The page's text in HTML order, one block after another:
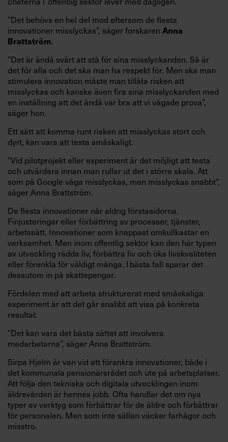
”Det behövs en hel del mod eftersom de flesta
innovationer misslyckas”, säger forskaren Anna
Brattström.
”Det är ändå svårt att stå för sina misslyckanden. Så är
det för alla och det ska man ha respekt för. Men ska man
stimulera innovation måste man tillåta risken att
misslyckas och kanske även fira sina misslyckanden med
en inställning att det ändå var bra att vi vågade prova”,
säger hon.
Ett sätt att komma runt risken att misslyckas stort och
dyrt, kan vara att testa småskaligt.
”Vid pilotprojekt eller experiment är det möjligt att testa
och utvärdera innan man rullar ut det i större skala. Att
som på Google våga misslyckas, men misslyckas snabbt”,
säger Anna Brattström.
De flesta innovationer når aldrig förstasidorna.
Finjusteringar eller förbättring av processer, tjänster,
arbetssätt. Innovationer som knappast omkullkastar en
verksamhet. Men inom offentlig sektor kan den här typen
av utveckling rädda liv, förbättra liv och öka livskvaliteten
eller förenkla för väldigt många. I bästa fall sparar det
dessutom in på skattepengar.
Fördelen med att arbeta strukturerat med småskaliga
experiment är att det går snabbt att visa på konkreta
resultat.
”Det kan vara det bästa sättet att involvera
medarbetarna”, säger Anna Brattström.
Sirpa Hjelm är van vid att förankra innovationer, både i
det kommunala pensionärsrådet och ute på arbetsplatser.
Att följa den tekniska och digitala utvecklingen inom
äldrevården är hennes jobb. Ofta handlar det om nya
typer av verktyg som förbättrar för de äldre och förbättrar
för personalen. Men som inte sällan väcker farhågor och
misstro.